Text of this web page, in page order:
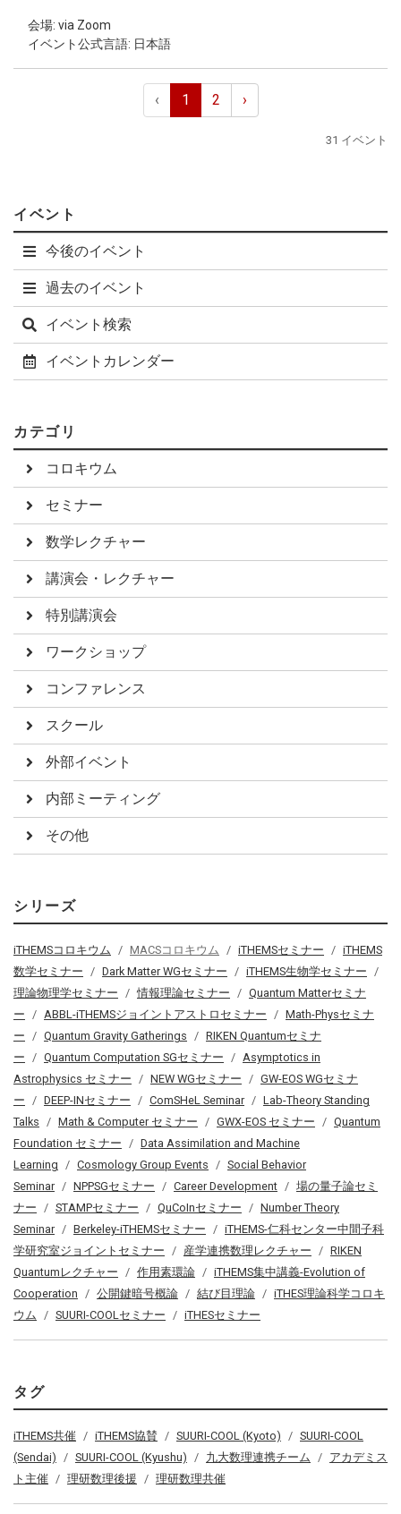
会場: via Zoom
イベント公式言語: 日本語
‹ 1 2 ›
31 イベント
イベント
今後のイベント
過去のイベント
イベント検索
イベントカレンダー
カテゴリ
コロキウム
セミナー
数学レクチャー
講演会・レクチャー
特別講演会
ワークショップ
コンファレンス
スクール
外部イベント
内部ミーティング
その他
シリーズ
iTHEMSコロキウム MACSコロキウム iTHEMSセミナー
iTHEMS
数学セミナー
Dark Matter WGセミナー
iTHEMS生物学セミナー
理論物理学セミナー
情報理論セミナー
Quantum Matterセミナ
ー
ABBL-iTHEMSジョイントアストロセミナー
Math-Physセミナ
ー
Quantum Gravity Gatherings
RIKEN Quantumセミナ
ー
Quantum Computation SGセミナー
Asymptotics in
Astrophysics セミナー
NEW WGセミナー
GW-EOS WGセミナ
ー
DEEP-INセミナー ComSHeL Seminar
Lab-Theory Standing
Talks
Math & Computer セミナー GWX-EOS セミナー
Quantum
Foundation セミナー
Data Assimilation and Machine
Learning
Cosmology Group Events
Social Behavior
Seminar
NPPSGセミナー Career Development
場の量子論セミ
ナー
STAMPセミナー QuCoInセミナー
Number Theory
Seminar
Berkeley-iTHEMSセミナー
iTHEMS-仁科センター中間子科
学研究室ジョイントセミナー
産学連携数理レクチャー
RIKEN
Quantumレクチャー
作用素環論
iTHEMS集中講義-Evolution of
Cooperation
公開鍵暗号概論 結び目理論
iTHES理論科学コロキ
ウム
SUURI-COOLセミナー iTHESセミナー
タグ
iTHEMS共催 iTHEMS協賛 SUURI-COOL (Kyoto)
SUURI-COOL
(Sendai)
SUURI-COOL (Kyushu) 九大数理連携チーム
アカデミス
ト主催
理研数理後援 理研数理共催